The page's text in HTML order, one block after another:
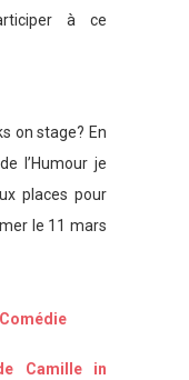
à ce
on stage? En
l’Humour je
places pour
le 11 mars
Camille in